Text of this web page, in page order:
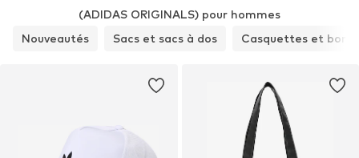
(ADIDAS ORIGINALS) pour hommes
Nouveautés
Sacs et sacs à dos Casquettes et